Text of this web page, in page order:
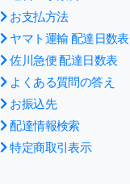
お支払方法
ヤマト運輸 配達日数表
佐川急便 配達日数表
よくある質問の答え
お振込先
配達情報検索
特定商取引表示